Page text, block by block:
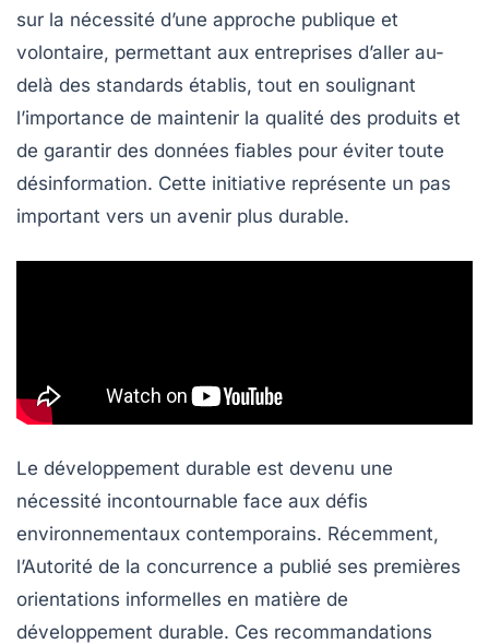
sur la nécessité d’une approche publique et
volontaire, permettant aux entreprises d’aller au-
delà des standards établis, tout en soulignant
l’importance de maintenir la qualité des produits et
de garantir des données fiables pour éviter toute
désinformation. Cette initiative représente un pas
important vers un avenir plus durable.
Le développement durable est devenu une
nécessité incontournable face aux défis
environnementaux contemporains. Récemment,
l’Autorité de la concurrence a publié ses premières
orientations informelles en matière de
développement durable. Ces recommandations